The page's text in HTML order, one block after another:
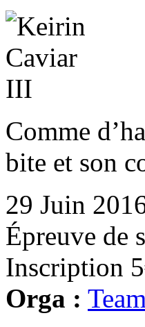
Comme
bite et son
29 Juin
Épreuve de
Inscription
Orga :